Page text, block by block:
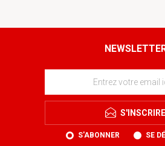
S'INSCRIRE
S'ABONNER SE